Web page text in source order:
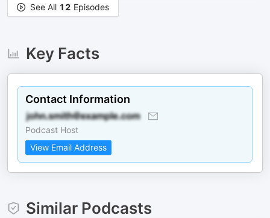
See All 12 Episodes
Key Facts
Contact Information
Podcast Host
View Email Address
Similar Podcasts